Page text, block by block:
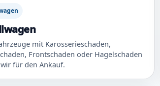
mit Karosserieschaden,
Frontschaden oder Hagelschaden
für den Ankauf.